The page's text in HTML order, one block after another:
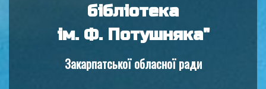
бібліотека
ім. Ф. Потушняка"
Закарпатської обласної ради